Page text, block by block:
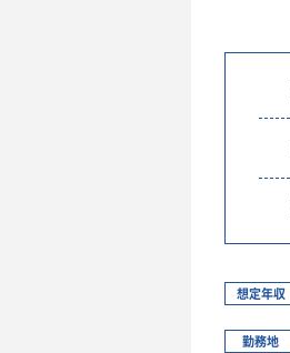
想定年収
勤務地